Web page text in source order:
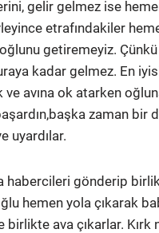
gelir gelmez ise
etrafındakiler
getiremeyiz.
kadar gelmez. En
ve avına ok atarken
zaman bir
uyardılar.
habercileri gönderip
hemen yola çıkarak
birlikte ava çıkarlar. Kırk